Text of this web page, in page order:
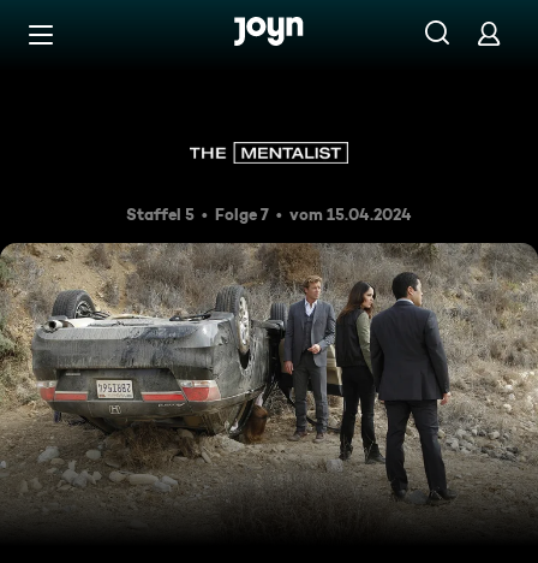
Zum Inhalt springen
Staffel 5 Folge 7 vom 15.04.2024